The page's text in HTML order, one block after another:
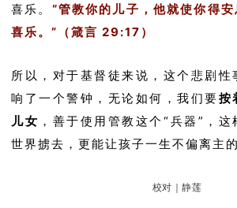
喜乐。 “管教你的儿子，他就使你得
喜乐。”（箴言 29:17）
所以，对于基督徒来说，这个悲剧性
响了一个警钟，无论如何，我们要按
儿女 ，善于使用管教这个“兵器”，
世界掳去，更能让孩子一生不偏离主的
校对｜静莲